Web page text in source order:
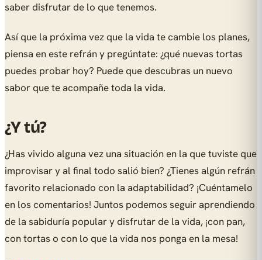
saber disfrutar de lo que tenemos.
Así que la próxima vez que la vida te cambie los planes,
piensa en este refrán y pregúntate: ¿qué nuevas tortas
puedes probar hoy? Puede que descubras un nuevo
sabor que te acompañe toda la vida.
¿Y tú?
¿Has vivido alguna vez una situación en la que tuviste que
improvisar y al final todo salió bien? ¿Tienes algún refrán
favorito relacionado con la adaptabilidad? ¡Cuéntamelo
en los comentarios! Juntos podemos seguir aprendiendo
de la sabiduría popular y disfrutar de la vida, ¡con pan,
con tortas o con lo que la vida nos ponga en la mesa!